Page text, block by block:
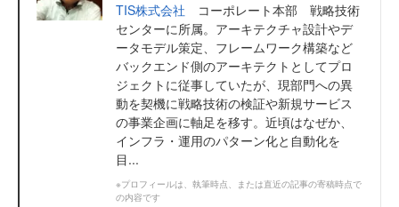
TIS株式会社 コーポレート本部 戦略技術
センターに所属。アーキテクチャ設計やデ
ータモデル策定、フレームワーク構築など
バックエンド側のアーキテクトとしてプロ
ジェクトに従事していたが、現部門への異
動を契機に戦略技術の検証や新規サービス
の事業企画に軸足を移す。近頃はなぜか、
インフラ・運用のパターン化と自動化を
目...
※プロフィールは、執筆時点、または直近の記事の寄稿時点で
の内容です